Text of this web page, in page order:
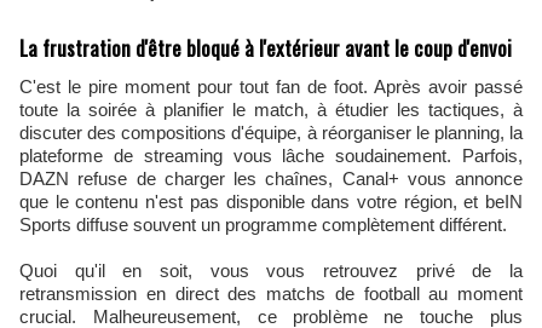
La frustration d'être bloqué à l'extérieur avant le coup d'envoi
C'est le pire moment pour tout fan de foot. Après avoir passé
toute la soirée à planifier le match, à étudier les tactiques, à
discuter des compositions d'équipe, à réorganiser le planning, la
plateforme de streaming vous lâche soudainement. Parfois,
DAZN refuse de charger les chaînes, Canal+ vous annonce
que le contenu n'est pas disponible dans votre région, et beIN
Sports diffuse souvent un programme complètement différent.
Quoi qu'il en soit, vous vous retrouvez privé de la
retransmission en direct des matchs de football au moment
crucial. Malheureusement, ce problème ne touche plus